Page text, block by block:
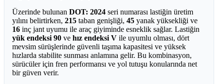
Üzerinde bulunan DOT: 2024 seri numarası lastiğin üretim
yılını belirtirken, 215 taban genişliği, 45 yanak yüksekliği ve
16 inç jant uyumu ile araç giyiminde esneklik sağlar. Lastiğin
yük endeksi 90 ve hız endeksi V ile uyumlu olması, dört
mevsim sürüşlerinde güvenli taşıma kapasitesi ve yüksek
hızlarda stabilite sunması anlamına gelir. Bu kombinasyon,
sürücüler için fren performansı ve yol tutuşu konularında net
bir güven verir.